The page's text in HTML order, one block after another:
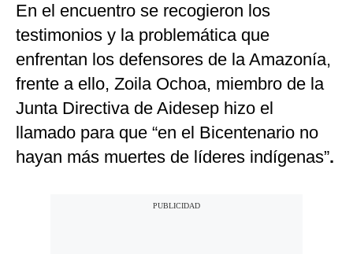
En el encuentro se recogieron los
testimonios y la problemática que
enfrentan los defensores de la Amazonía,
frente a ello, Zoila Ochoa, miembro de la
Junta Directiva de Aidesep hizo el
llamado para que “en el Bicentenario no
hayan más muertes de líderes indígenas”.